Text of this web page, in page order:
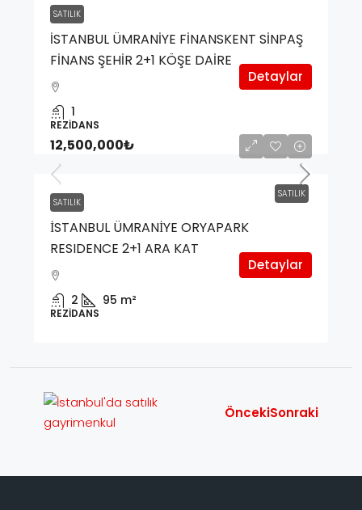
SATILIK
İSTANBUL ÜMRANİYE FİNANSKENT SİNPAŞ
FİNANS ŞEHİR 2+1 KÖŞE DAİRE
1
REZIDANS
Detaylar
SATILIK
12,500,000₺
SATILIK
İSTANBUL ÜMRANİYE ORYAPARK
RESIDENCE 2+1 ARA KAT
2 95 m²
REZIDANS
Detaylar
ÖncekiSonraki